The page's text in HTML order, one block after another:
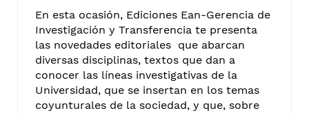
En esta ocasión, Ediciones Ean-Gerencia de
Investigación y Transferencia te presenta
las novedades editoriales que abarcan
diversas disciplinas, textos que dan a
conocer las líneas investigativas de la
Universidad, que se insertan en los temas
coyunturales de la sociedad, y que, sobre